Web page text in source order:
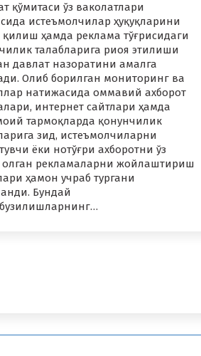
қўмитаси ўз ваколатлари
истеъмолчилар ҳуқуқларини
ҳамда реклама тўғрисидаги
талабларига риоя этилиши
давлат назоратини амалга
Олиб борилган мониторинг ва
натижасида оммавий ахборот
интернет сайтлари ҳамда
тармоқларда қонунчилик
зид, истеъмолчиларни
ёки нотўғри ахборотни ўз
олган рекламаларни жойлаштириш
ҳамон учраб тургани
Бундай